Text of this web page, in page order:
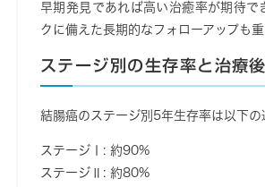
早期発見であれば高い治癒率が期待で
クに備えた長期的なフォローアップも重
ステージ別の生存率と治療
結腸癌のステージ別5年生存率は以下の
ステージⅠ : 約90%
ステージⅡ : 約80%